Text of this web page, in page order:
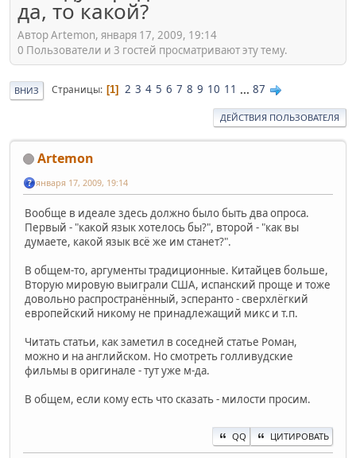
да, то какой?
Автор Artemon, января 17, 2009, 19:14
0 Пользователи и 3 гостей просматривают эту тему.
ВНИЗ Страницы 1 2 3 4 5 6 7 8 9 10 11 ... 87
ДЕЙСТВИЯ ПОЛЬЗОВАТЕЛЯ
Artemon
января 17, 2009, 19:14
Вообще в идеале здесь должно было быть два опроса.
Первый - "какой язык хотелось бы?", второй - "как вы
думаете, какой язык всё же им станет?".
В общем-то, аргументы традиционные. Китайцев больше,
Вторую мировую выиграли США, испанский проще и тоже
довольно распространённый, эсперанто - сверхлёгкий
европейский никому не принадлежащий микс и т.п.
Читать статьи, как заметил в соседней статье Роман,
можно и на английском. Но смотреть голливудские
фильмы в оригинале - тут уже м-да.
В общем, если кому есть что сказать - милости просим.
QQ ЦИТИРОВАТЬ